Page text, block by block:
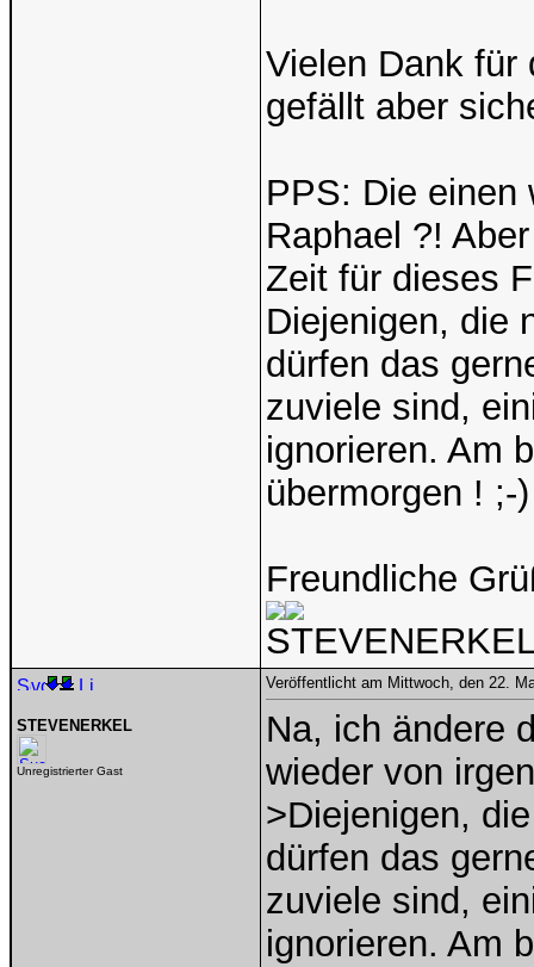
Vielen Dank für
gefällt aber
PPS: Die einen
Raphael ?!
Zeit für dieses
Diejenigen, die
dürfen das
zuviele sind,
ignorieren. Am
übermorgen ! ;-)
Freundliche
STEVENERKEL
Unregistrierter Gast
Veröffentlicht am Mittwoch, den 22.
Na, ich ändere
wieder von
>Diejenigen,
dürfen das
zuviele sind,
ignorieren. Am